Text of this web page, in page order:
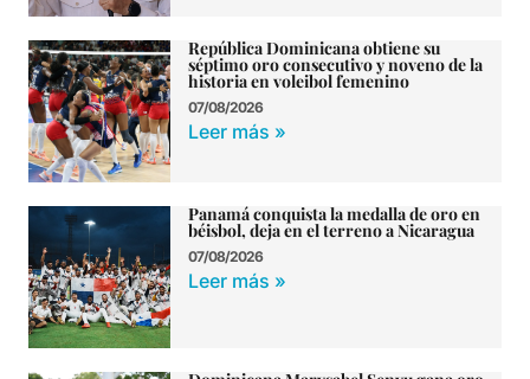
República Dominicana obtiene su
séptimo oro consecutivo y noveno de la
historia en voleibol femenino
07/08/2026
Leer más »
Panamá conquista la medalla de oro en
béisbol, deja en el terreno a Nicaragua
07/08/2026
Leer más »